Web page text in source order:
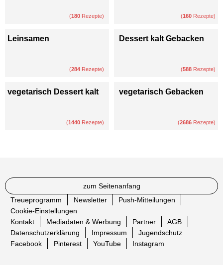
(180 Rezepte) (160 Rezepte)
Leinsamen
(284 Rezepte)
Dessert kalt Gebacken
(588 Rezepte)
vegetarisch Dessert kalt
(1440 Rezepte)
vegetarisch Gebacken
(2686 Rezepte)
zum Seitenanfang
Treueprogramm
Newsletter
Push-Mitteilungen
Cookie-Einstellungen
Kontakt
Mediadaten & Werbung Partner
AGB
Datenschutzerklärung
Impressum
Jugendschutz
Facebook
Pinterest YouTube Instagram